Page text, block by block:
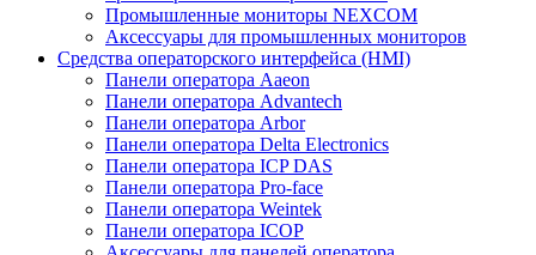
Промышленные мониторы NEXCOM
Аксессуары для промышленных мониторов
Средства операторского интерфейса (HMI)
Панели оператора Aaeon
Панели оператора Advantech
Панели оператора Arbor
Панели оператора Delta Electronics
Панели оператора ICP DAS
Панели оператора Pro-face
Панели оператора Weintek
Панели оператора ICOP